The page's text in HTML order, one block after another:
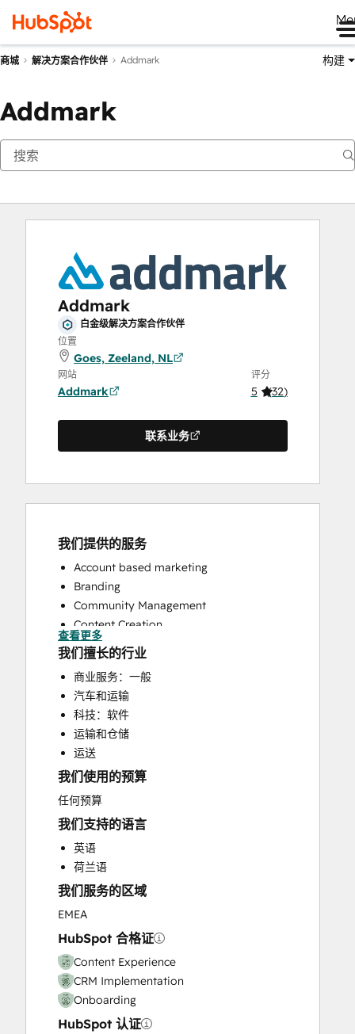
商城 解决方案合作伙伴 Addmark 构建
Addmark
Addmark
白金级解决方案合作伙伴
位置
Goes, Zeeland, NL
网站
Addmark
评分
5 (32)
联系业务
我们提供的服务
Account based marketing
Branding
Community Management
Content Creation
Conversational Marketing
CRM Implementation
CRM Migration
Custom API Integrations
Customer Marketing
Customer Success Training
Customer Support Training
Customer Survey and Analysis
Email Marketing
Full Inbound Marketing Services
Help Desk Implementation
HubSpot Onboarding
Knowledge Base Development
Paid Advertising
Programmable Automation
Public Relations
Sales and Marketing Alignment
Sales Coaching and Training
Sales Enablement
Search Engine Optimization
Social Media
查看更多
我们擅长的行业
商业服务：一般
汽车和运输
科技：软件
运输和仓储
运送
我们使用的预算
任何预算
我们支持的语言
英语
荷兰语
我们服务的区域
EMEA
HubSpot 合格证
Content Experience
CRM Implementation
Onboarding
HubSpot 认证